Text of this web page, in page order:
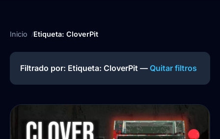
Inicio Etiqueta: CloverPit
Filtrado por: Etiqueta: CloverPit — Quitar filtros